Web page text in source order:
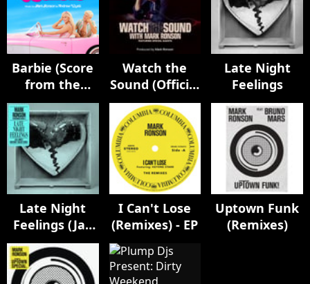
Barbie (Score
from the
Original
Motion
Picture
Soundtrack)
Watch the
Sound (Official
Soundtrack)
Late Night
Feelings
Late Night
Feelings (Jax
Jones
Midnight
Snack Remix)
I Can't Lose
(Remixes) - EP
Uptown Funk
(Remixes)